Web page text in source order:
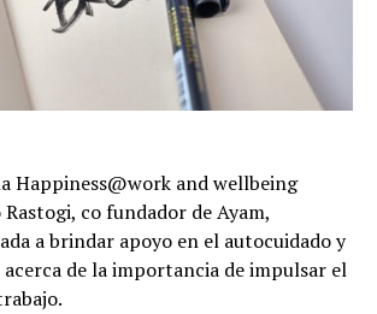
Happiness@work and wellbeing
co fundador de Ayam,
a brindar apoyo en el autocuidado y
de la importancia de impulsar el